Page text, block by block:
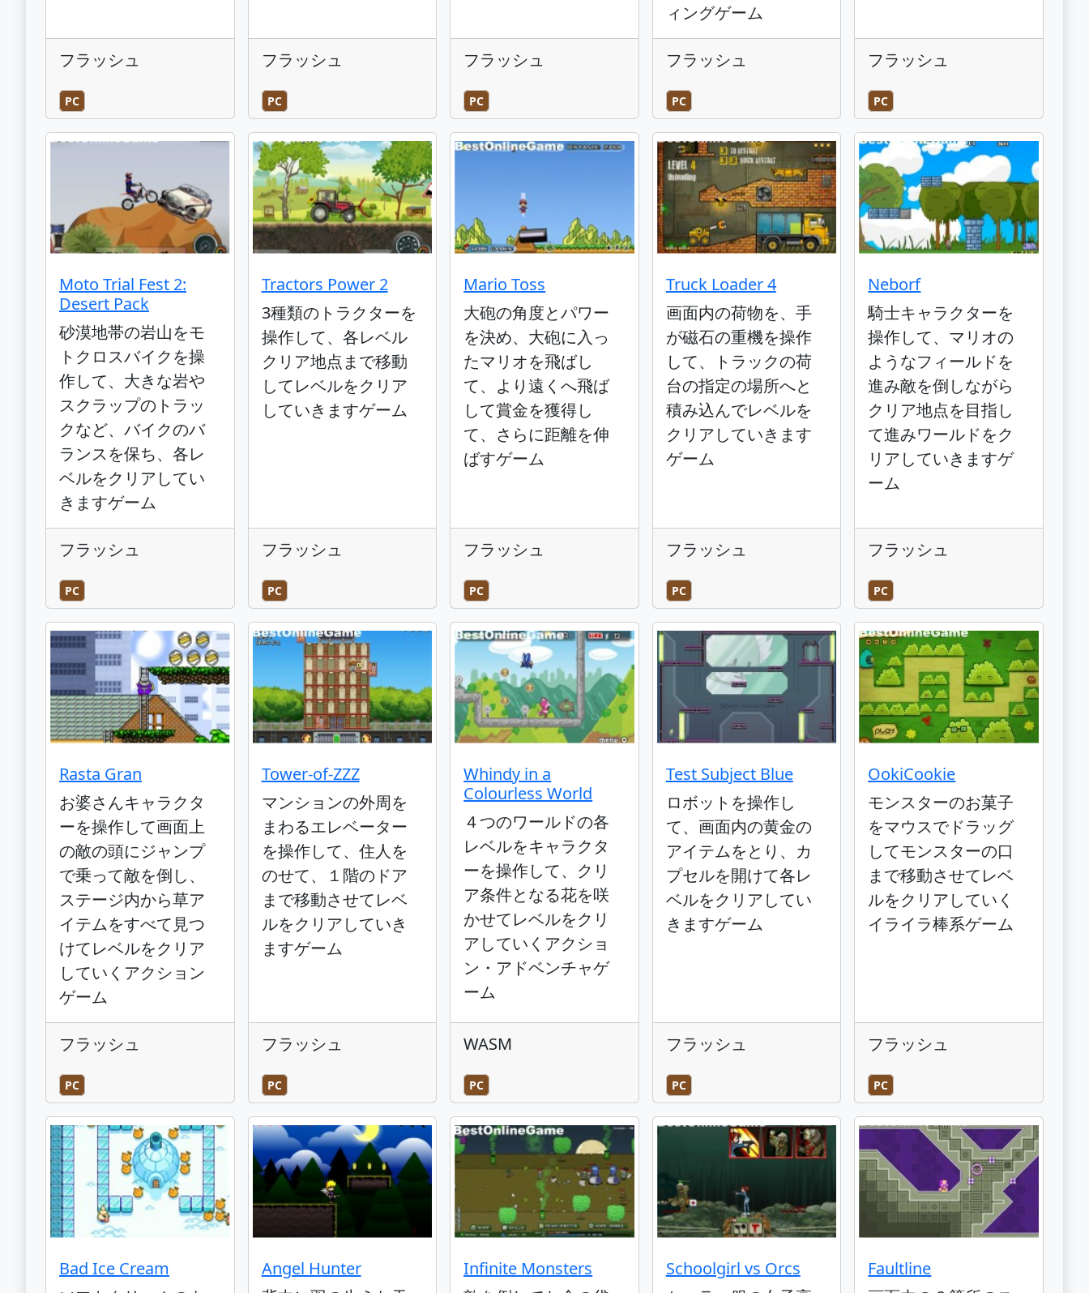
フラッシュ
PC
フラッシュ
PC
フラッシュ
PC
ィングゲーム
フラッシュ
PC
フラッシュ
PC
Moto Trial Fest 2:
Desert Pack
砂漠地帯の岩山をモ
トクロスバイクを操
作して、大きな岩や
スクラップのトラッ
クなど、バイクのバ
ランスを保ち、各レ
ベルをクリアしてい
きますゲーム
フラッシュ
PC
Tractors Power 2
3種類のトラクターを
操作して、各レベル
クリア地点まで移動
してレベルをクリア
していきますゲーム
フラッシュ
PC
Mario Toss
大砲の角度とパワー
を決め、大砲に入っ
たマリオを飛ばし
て、より遠くへ飛ば
して賞金を獲得し
て、さらに距離を伸
ばすゲーム
フラッシュ
PC
Truck Loader 4
画面内の荷物を、手
が磁石の重機を操作
して、トラックの荷
台の指定の場所へと
積み込んでレベルを
クリアしていきます
ゲーム
フラッシュ
PC
Neborf
騎士キャラクターを
操作して、マリオの
ようなフィールドを
進み敵を倒しながら
クリア地点を目指し
て進みワールドをク
リアしていきますゲ
ーム
フラッシュ
PC
Rasta Gran
お婆さんキャラクタ
ーを操作して画面上
の敵の頭にジャンプ
で乗って敵を倒し、
ステージ内から草ア
イテムをすべて見つ
けてレベルをクリア
していくアクション
ゲーム
フラッシュ
PC
Tower-of-ZZZ
マンションの外周を
まわるエレベーター
を操作して、住人を
のせて、１階のドア
まで移動させてレベ
ルをクリアしていき
ますゲーム
フラッシュ
PC
Whindy in a
Colourless World
４つのワールドの各
レベルをキャラクタ
ーを操作して、クリ
ア条件となる花を咲
かせてレベルをクリ
アしていくアクショ
ン・アドベンチャゲ
ーム
WASM
PC
Test Subject Blue
ロボットを操作し
て、画面内の黄金の
アイテムをとり、カ
プセルを開けて各レ
ベルをクリアしてい
きますゲーム
フラッシュ
PC
OokiCookie
モンスターのお菓子
をマウスでドラッグ
してモンスターの口
まで移動させてレベ
ルをクリアしていく
イライラ棒系ゲーム
フラッシュ
PC
Bad Ice Cream
Angel Hunter
Infinite Monsters
Schoolgirl vs Orcs
Faultline